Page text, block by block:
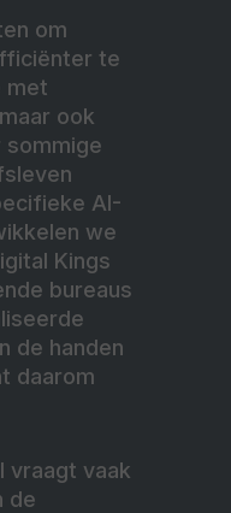
om
te
met
ook
sommige
AI-
we
Kings
bureaus
de handen
daarom
vraagt vaak
de